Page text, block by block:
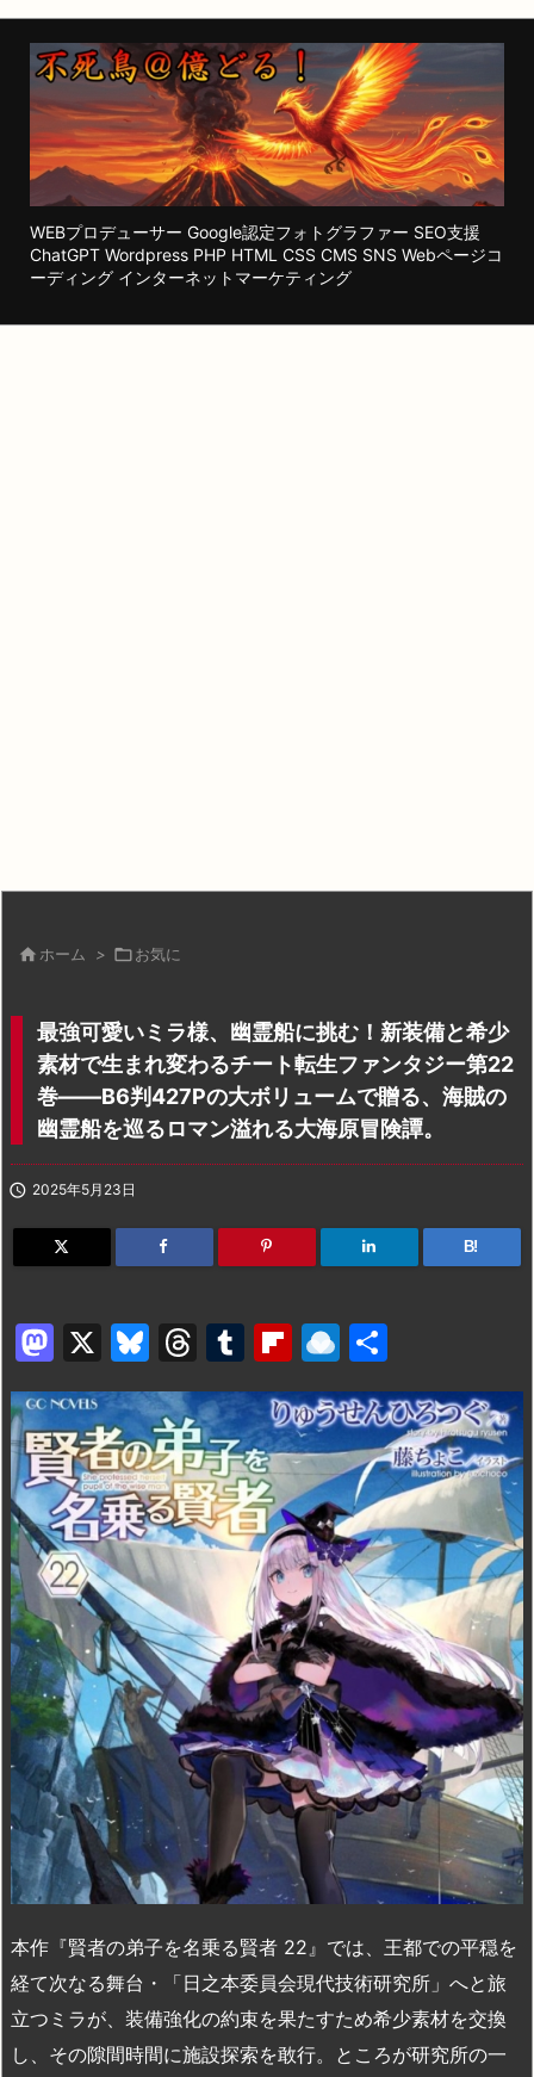
WEBプロデューサー Google認定フォトグラファー SEO支援
ChatGPT Wordpress PHP HTML CSS CMS SNS Webページコ
ーディング インターネットマーケティング
 ホーム > お気に
最強可愛いミラ様、幽霊船に挑む！新装備と希少
素材で生まれ変わるチート転生ファンタジー第22
巻――B6判427Pの大ボリュームで贈る、海賊の
幽霊船を巡るロマン溢れる大海原冒険譚。
 2025年5月23日
B!
M
a
st
o
d
o
n
X
Bl
u
e
s
k
y
T
hr
e
a
d
s
T
u
m
bl
r
Fl
ip
b
o
ar
d
R
ai
n
dr
o
p.
io
有
本作『賢者の弟子を名乗る賢者 22』では、王都での平穏を
経て次なる舞台・「日之本委員会現代技術研究所」へと旅
立つミラが、装備強化の約束を果たすため希少素材を交換
し、その隙間時間に施設探索を敢行。ところが研究所の一